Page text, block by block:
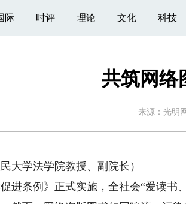
际 时评 理论 文化 科技
共筑网络
来源： 光明
学法学院教授、副院长）
条例》正式实施，全社会“爱读书